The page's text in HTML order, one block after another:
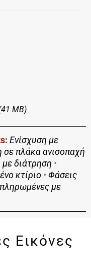
MΒ)
Ενίσχυση με
σε πλάκα ανισοπαχή
διάτρηση •
κτίριο • Φάσεις
με
Εικόνες